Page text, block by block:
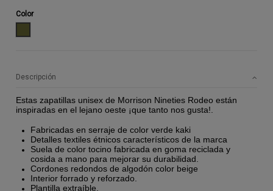
Color
Descripción
Estas zapatillas unisex de Morrison Nineties Rodeo están
inspiradas en el lejano oeste ¡que tanto nos gusta!.
Fabricadas en serraje de color verde kaki
Detalles textiles étnicos característicos de la marca
Suela de color tocino fabricada en goma reciclada y
cosida a mano para mejorar su durabilidad.
Cordones redondos de algodón color beige
Interior forrado y reforzado.
Plantilla extraíble.